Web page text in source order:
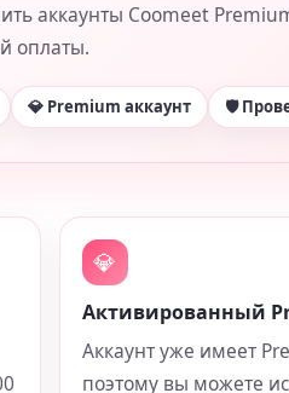
аккаунты Coomeet
оплаты.
💎 Premium аккаунт 🛡
💎
Активированный
Аккаунт уже имеет
поэтому вы можете